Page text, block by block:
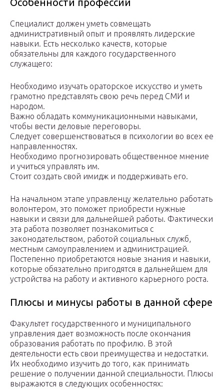
Особенности профессии
Специалист должен уметь совмещать
административный опыт и проявлять лидерские
навыки. Есть несколько качеств, которые
обязательны для каждого государственного
служащего:
Необходимо изучать ораторское искусство и уметь
грамотно представлять свою речь перед СМИ и
народом.
Важно обладать коммуникационными навыками,
чтобы вести деловые переговоры.
Следует совершенствоваться в психологии во всех ее
направленностях.
Необходимо прогнозировать общественное мнение
и учиться управлять им.
Стоит создать свой имидж и поддерживать его.
На начальном этапе управленцу желательно работать
волонтером, это поможет приобрести нужные
навыки и связи для дальнейшей работы. Фактически
эта работа позволяет познакомиться с
законодательством, работой социальных служб,
местным самоуправлением и администрацией.
Постепенно приобретаются новые знания и навыки,
которые обязательно пригодятся в дальнейшем для
устройства на работу и активного карьерного роста.
Плюсы и минусы работы в данной сфере
Факультет государственного и муниципального
управления дает возможность после окончания
образования работать по профилю. В этой
деятельности есть свои преимущества и недостатки.
Их необходимо изучить до того, как принимать
решение о получении данной специальности. Плюсы
выражаются в следующих особенностях: